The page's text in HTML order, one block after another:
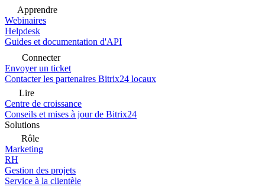
Apprendre
Webinaires
Helpdesk
Guides et documentation d'API
Connecter
Envoyer un ticket
Contacter les partenaires Bitrix24 locaux
Lire
Centre de croissance
Conseils et mises à jour de Bitrix24
Solutions
Rôle
Marketing
RH
Gestion des projets
Service à la clientèle